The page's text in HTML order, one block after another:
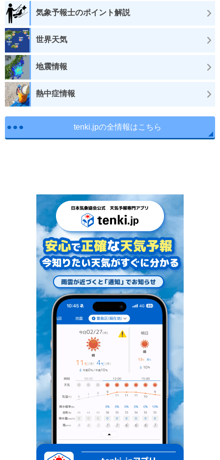
気象予報士のポイント解説
世界天気
地震情報
熱中症情報
tenki.jpの全情報はこちら